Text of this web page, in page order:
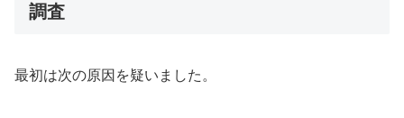
調査
最初は次の原因を疑いました。